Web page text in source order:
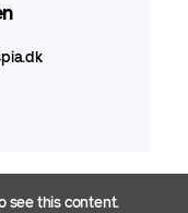
see this content.